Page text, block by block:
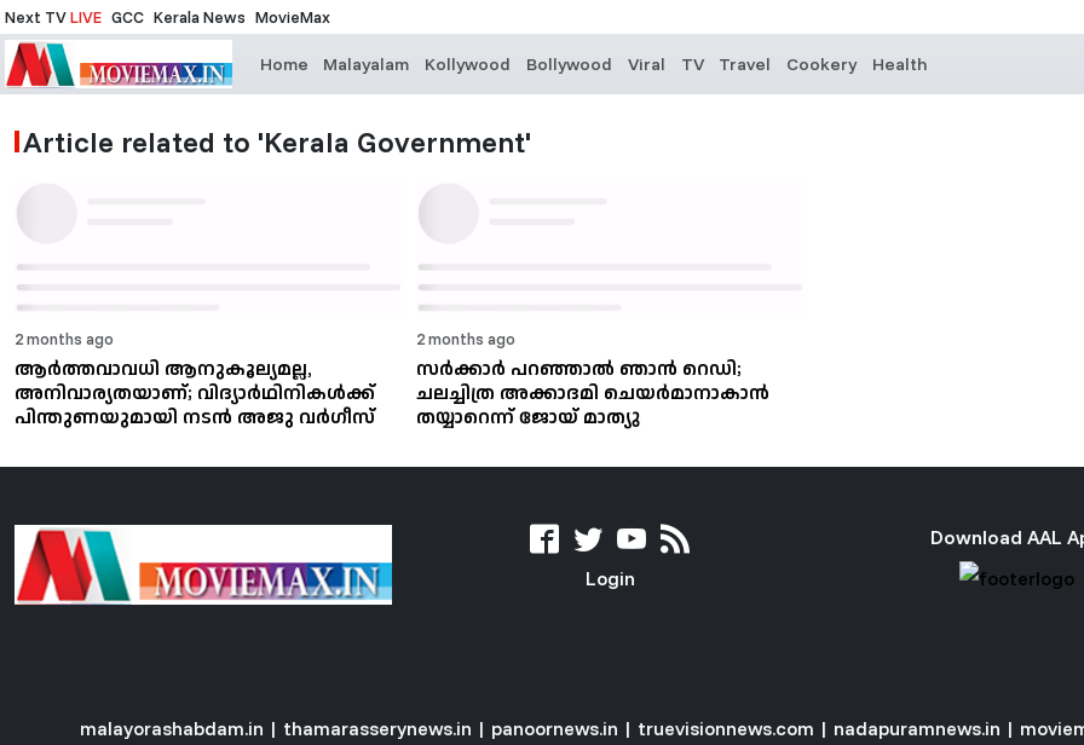
Next TVLIVE GCC Kerala News MovieMax
Home Malayalam Kollywood Bollywood Viral TV Travel Cookery Health
Article related to 'Kerala Government'
2 months ago
ആർത്തവാവധി ആനുകൂല്യമല്ല,
അനിവാര്യതയാണ്; വിദ്യാർഥിനികൾക്ക്
പിന്തുണയുമായി നടൻ അജു വർഗീസ്
2 months ago
സര്‍ക്കാര്‍ പറഞ്ഞാല്‍ ഞാൻ റെഡി;
ചലച്ചിത്ര അക്കാദമി ചെയര്‍മാനാകാന്‍
തയ്യാറെന്ന് ജോയ് മാത്യു
Login
Download AAL
malayorashabdam.in | thamarasserynews.in | panoornews.in | truevisionnews.com | nadapuramnews.in |